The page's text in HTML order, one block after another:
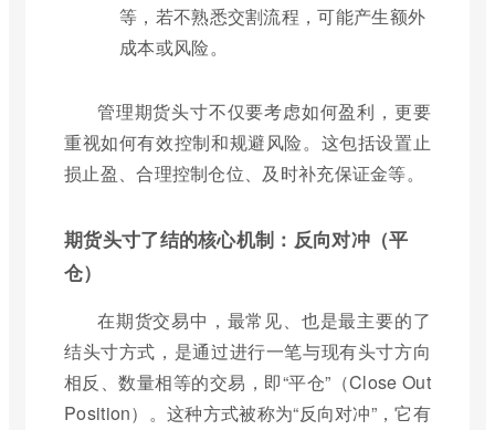
等，若不熟悉交割流程，可能产生额外
成本或风险。
管理期货头寸不仅要考虑如何盈利，更要
重视如何有效控制和规避风险。这包括设置止
损止盈、合理控制仓位、及时补充保证金等。
期货头寸了结的核心机制：反向对冲（平
仓）
在期货交易中，最常见、也是最主要的了
结头寸方式，是通过进行一笔与现有头寸方向
相反、数量相等的交易，即“平仓”（Close Out
Position）。这种方式被称为“反向对冲”，它有